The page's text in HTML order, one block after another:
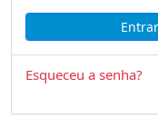
Esqueceu a senha?